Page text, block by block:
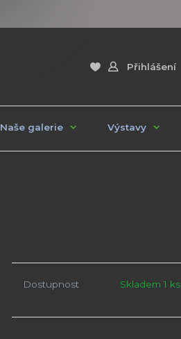
Přihlášení
Naše galerie Výstavy
Dostupnost Skladem 1 ks